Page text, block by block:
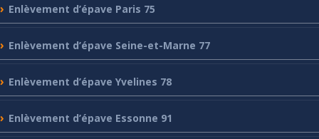
Enlèvement d’épave Paris 75
Enlèvement d’épave Seine-et-Marne 77
Enlèvement d’épave Yvelines 78
Enlèvement d’épave Essonne 91